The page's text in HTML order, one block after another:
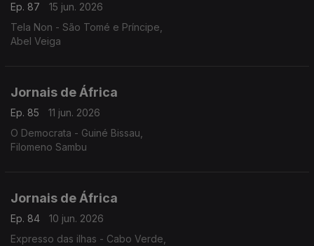
Ep. 87
15 jun. 2026
Tela Non - São Tomé e Príncipe,
Abel Veiga
Jornais de África
Ep. 85
11 jun. 2026
O Democrata - Guiné Bissau,
Filomeno Sambu
Jornais de África
Ep. 84
10 jun. 2026
Expresso das ilhas - Cabo Verde,